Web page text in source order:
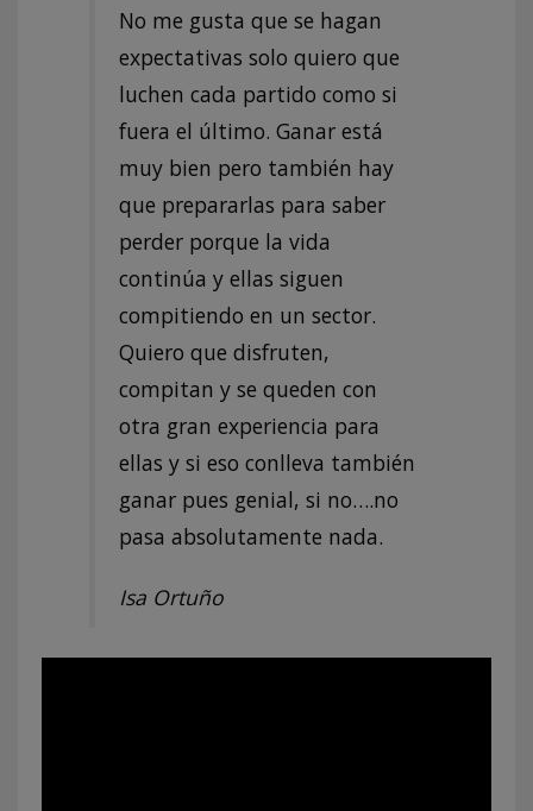
No me gusta que se hagan
expectativas solo quiero que
luchen cada partido como si
fuera el último. Ganar está
muy bien pero también hay
que prepararlas para saber
perder porque la vida
continúa y ellas siguen
compitiendo en un sector.
Quiero que disfruten,
compitan y se queden con
otra gran experiencia para
ellas y si eso conlleva también
ganar pues genial, si no….no
pasa absolutamente nada.
Isa Ortuño